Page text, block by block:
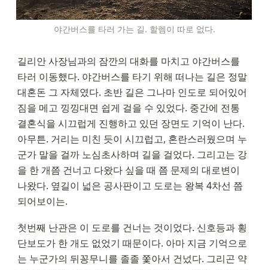
야간버스를 타러 가는 길. 할렘이 따로 없다.
길리안 사장님과의 잠깐의 대화를 마치고 야간버스를
타러 이동했다. 야간버스를 타기 위해 떠나는 길은 정말
대혼돈 그 자체였다. 초반 길은 그나마 인도로 되어있어
짐을 메고 낑낑대면 쉽게 걸을 수 있었다. 중간에 전통
결혼식을 시끄럽게 진행하고 있던 장면도 기억이 난다.
아무튼. 거리는 미친 듯이 시끄럽고, 혼란스러웠으며 누
군가 말을 걸까 노심초사하며 길을 걸었다. 그리고는 강
을 한 개쯤 건너고 다왔다 싶을 때 쯤 문제의 대로변이
나왔다. 옆길이 넓은 공사판이고 도로는 왕복 4차선 쯤
되어보이는.
첫번째 난관은 이 도로를 건너는 것이었다. 신호등과 횡
단보도가 한 개도 없었기 때문이다. 아마 지금 기억으로
는 누군가의 뒤꽁무니를 졸졸 쫓아서 건넜다. 그리곤 약